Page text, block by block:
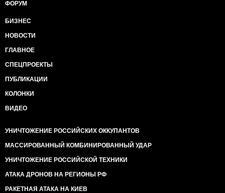
ФОРУМ
БИЗНЕС
НОВОСТИ
ГЛАВНОЕ
СПЕЦПРОЕКТЫ
ПУБЛИКАЦИИ
КОЛОНКИ
ВИДЕО
УНИЧТОЖЕНИЕ РОССИЙСКИХ ОККУПАНТОВ
МАССИРОВАННЫЙ КОМБИНИРОВАННЫЙ УДАР
УНИЧТОЖЕНИЕ РОССИЙСКОЙ ТЕХНИКИ
АТАКА ДРОНОВ НА РЕГИОНЫ РФ
РАКЕТНАЯ АТАКА НА КИЕВ